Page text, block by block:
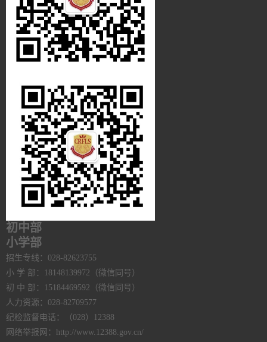
初中部
小学部
招生专线：028-82623755
小 学 部：18148139972（微信同号）
初 中 部：15184469592（微信同号）
人力资源：028-82709577
纪检监督电话：（028）12388
网络举报网：http://www.12388.gov.cn/